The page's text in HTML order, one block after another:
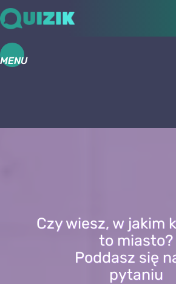
MENU
Czy wiesz, w jakim
to miasto?
Poddasz się
pytaniu